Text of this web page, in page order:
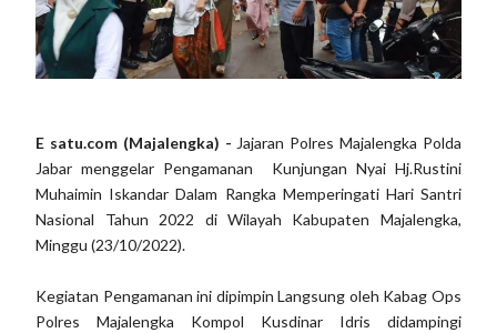
E satu.com (Majalengka) - Jajaran Polres Majalengka Polda
Jabar menggelar Pengamanan Kunjungan Nyai Hj.Rustini
Muhaimin Iskandar Dalam Rangka Memperingati Hari Santri
Nasional Tahun 2022 di Wilayah Kabupaten Majalengka,
Minggu (23/10/2022).
Kegiatan Pengamanan ini dipimpin Langsung oleh Kabag Ops
Polres Majalengka Kompol Kusdinar Idris didampingi